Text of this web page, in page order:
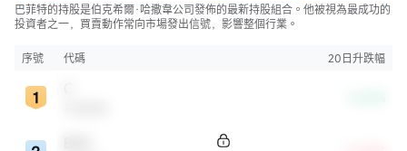
巴菲特的持股是伯克希爾·哈撒韋公司發佈的最新持股組合。他被視為最成功的
投資者之一，買賣動作常向市場發出信號，影響整個行業。
序號 代碼 20日升跌幅